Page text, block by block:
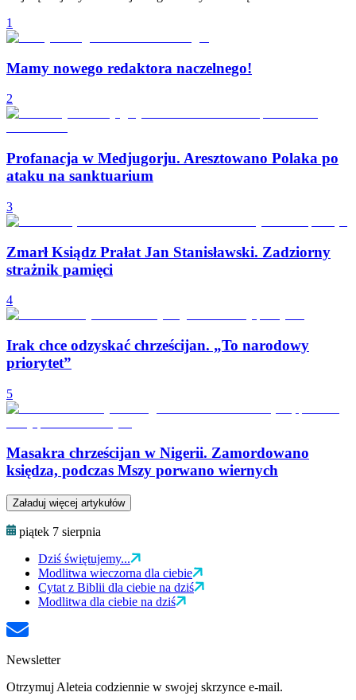
1
Mamy nowego redaktora naczelnego!
2
Profanacja w Medjugorju. Aresztowano Polaka po
ataku na sanktuarium
3
Zmarł Ksiądz Prałat Jan Stanisławski. Zadziorny
strażnik pamięci
4
Irak chce odzyskać chrześcijan. „To narodowy
priorytet”
5
Masakra chrześcijan w Nigerii. Zamordowano
księdza, podczas Mszy porwano wiernych
Załaduj więcej artykułów
piątek 7 sierpnia
Dziś świętujemy...
Modlitwa wieczorna dla ciebie
Cytat z Biblii dla ciebie na dziś
Modlitwa dla ciebie na dziś
Newsletter
Otrzymuj Aleteia codziennie w swojej skrzynce e-mail.